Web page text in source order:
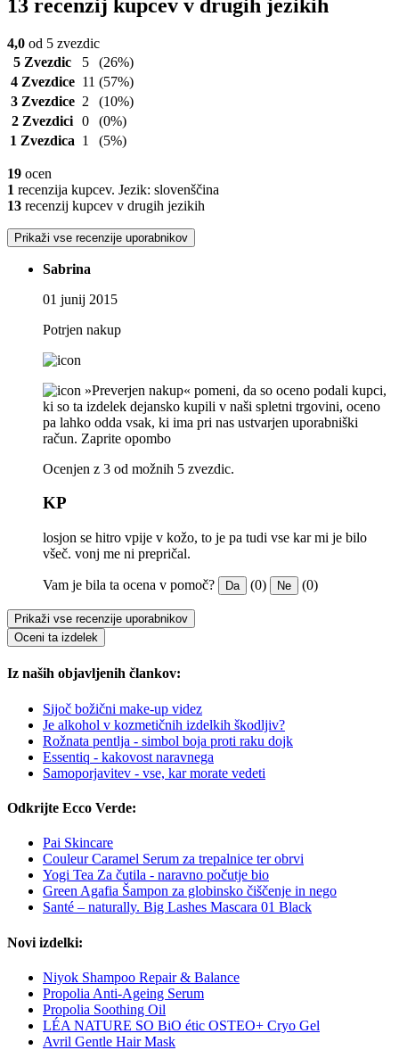
13 recenzij kupcev v drugih jezikih
4,0 od 5 zvezdic
5 Zvezdic
5
(26%)
4 Zvezdice 11 (57%)
3 Zvezdice 2
(10%)
2 Zvezdici 0
(0%)
1 Zvezdica 1 (5%)
19 ocen
1 recenzija kupcev. Jezik: slovenščina
13 recenzij kupcev v drugih jezikih
Prikaži vse recenzije uporabnikov
Sabrina
01 junij 2015
Potrjen nakup
»Preverjen nakup« pomeni, da so oceno podali kupci,
ki so ta izdelek dejansko kupili v naši spletni trgovini, oceno
pa lahko odda vsak, ki ima pri nas ustvarjen uporabniški
račun. Zaprite opombo
Ocenjen z 3 od možnih 5 zvezdic.
KP
losjon se hitro vpije v kožo, to je pa tudi vse kar mi je bilo
všeč. vonj me ni prepričal.
Vam je bila ta ocena v pomoč? Da (0) Ne (0)
Prikaži vse recenzije uporabnikov
Oceni ta izdelek
Iz naših objavljenih člankov:
Sijoč božični make-up videz
Je alkohol v kozmetičnih izdelkih škodljiv?
Rožnata pentlja - simbol boja proti raku dojk
Essentiq - kakovost naravnega
Samoporjavitev - vse, kar morate vedeti
Odkrijte Ecco Verde:
Pai Skincare
Couleur Caramel Serum za trepalnice ter obrvi
Yogi Tea Za čutila - naravno počutje bio
Green Agafia Šampon za globinsko čiščenje in nego
Santé – naturally. Big Lashes Mascara 01 Black
Novi izdelki:
Niyok Shampoo Repair & Balance
Propolia Anti-Ageing Serum
Propolia Soothing Oil
LÉA NATURE SO BiO étic OSTEO+ Cryo Gel
Avril Gentle Hair Mask